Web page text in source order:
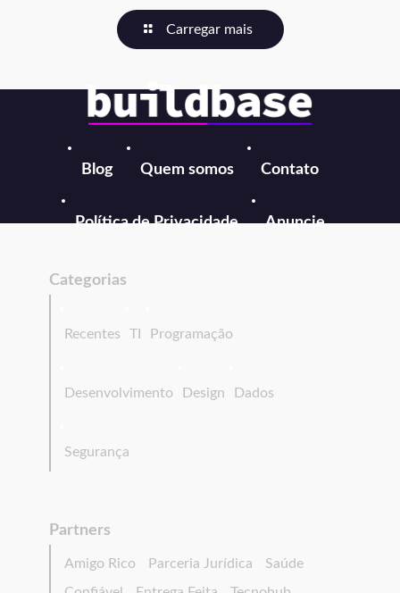
Carregar mais
Blog Quem somos Contato
Política de Privacidade Anuncie
Categorias
Recentes TI Programação
Desenvolvimento Design Dados
Segurança
Partners
Amigo Rico Parceria Jurídica
Saúde